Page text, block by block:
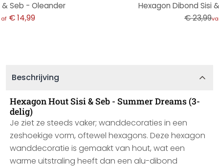
& Seb - Oleander
€ 14,99
Hexagon Dibond Sisi
€ 23,99
Beschrijving
Hexagon Hout Sisi & Seb - Summer Dreams (3-
delig)
Je ziet ze steeds vaker; wanddecoraties in een
zeshoekige vorm, oftewel hexagons. Deze hexagon
wanddecoratie is gemaakt van hout, wat een
warme uitstraling heeft dan een alu-dibond